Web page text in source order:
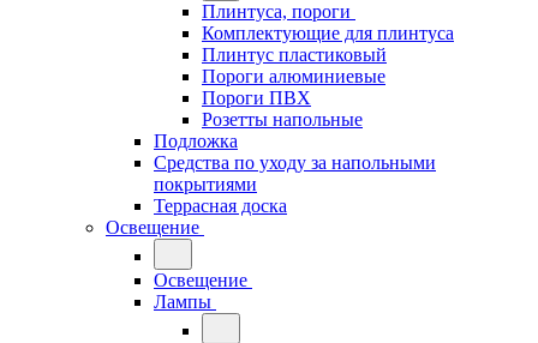
Плинтуса, пороги
Комплектующие для плинтуса
Плинтус пластиковый
Пороги алюминиевые
Пороги ПВХ
Розетты напольные
Подложка
Средства по уходу за напольными
покрытиями
Террасная доска
Освещение
Освещение
Лампы